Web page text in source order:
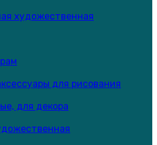
художественная
для рисования
для декора